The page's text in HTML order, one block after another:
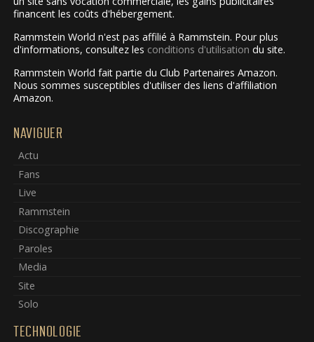
financent les coûts d'hébergement.
Rammstein World n'est pas affilié à Rammstein. Pour plus
d'informations, consultez les conditions d'utilisation du site.
Rammstein World fait partie du Club Partenaires Amazon.
Nous sommes susceptibles d'utiliser des liens d'affiliation
Amazon.
NAVIGUER
Actu
Fans
Live
Rammstein
Discographie
Paroles
Media
Site
Solo
TECHNOLOGIE